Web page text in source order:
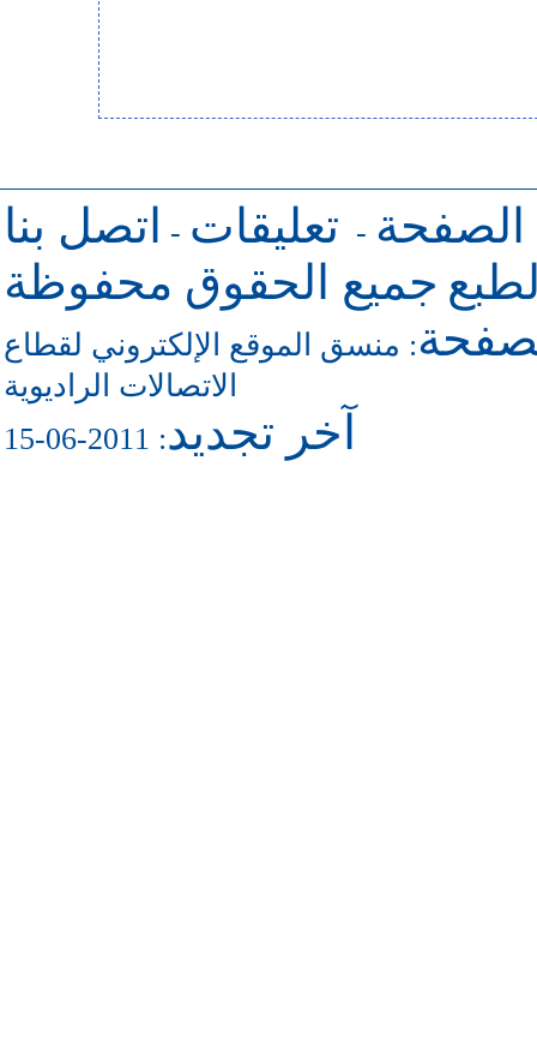
الصفحة - تعليقات -
اتصل بنا
جميع الحقوق محفوظة
: منسق الموقع الإلكتروني لقطاع
الاتصالات الراديوية
آخر تجديد: 2011-06-15